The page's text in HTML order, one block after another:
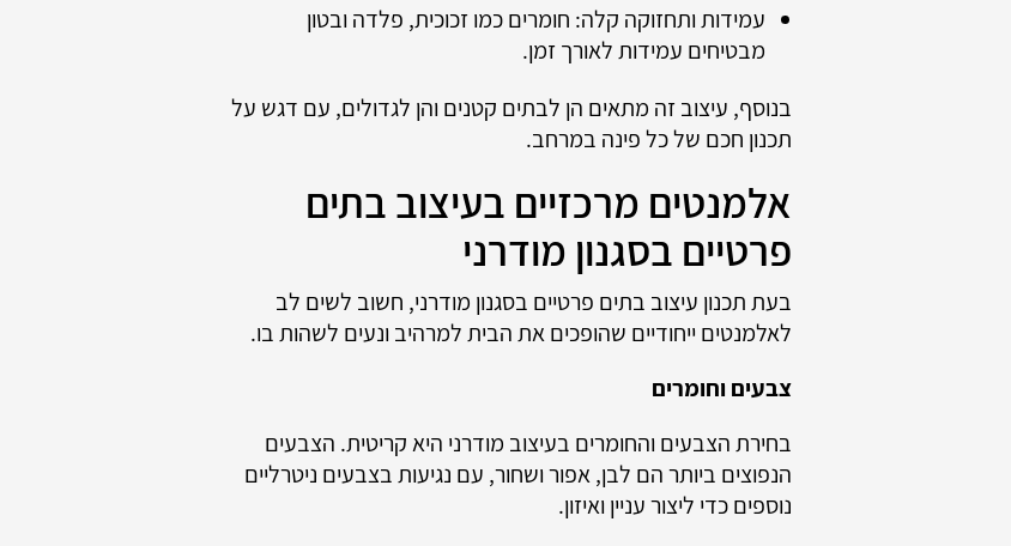
עמידות ותחזוקה קלה: חומרים כמו זכוכית, פלדה ובטון
מבטיחים עמידות לאורך זמן.
בנוסף, עיצוב זה מתאים הן לבתים קטנים והן לגדולים, עם דגש על
תכנון חכם של כל פינה במרחב.
אלמנטים מרכזיים בעיצוב בתים
פרטיים בסגנון מודרני
בעת תכנון עיצוב בתים פרטיים בסגנון מודרני, חשוב לשים לב
לאלמנטים ייחודיים שהופכים את הבית למרהיב ונעים לשהות בו.
צבעים וחומרים
בחירת הצבעים והחומרים בעיצוב מודרני היא קריטית. הצבעים
הנפוצים ביותר הם לבן, אפור ושחור, עם נגיעות בצבעים ניטרליים
נוספים כדי ליצור עניין ואיזון.